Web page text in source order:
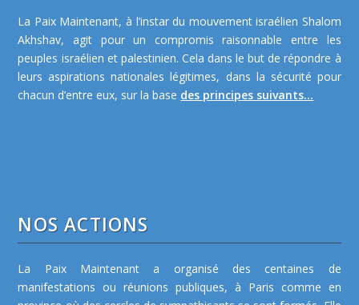
La Paix Maintenant, à l’instar du mouvement israélien Shalom
Akhshav, agit pour un compromis raisonnable entre les
peuples israélien et palestinien. Cela dans le but de répondre à
leurs aspirations nationales légitimes, dans la sécurité pour
chacun d’entre eux, sur la base des principes suivants...
NOS ACTIONS
La Paix Maintenant a organisé des centaines de
manifestations ou réunions publiques, à Paris comme en